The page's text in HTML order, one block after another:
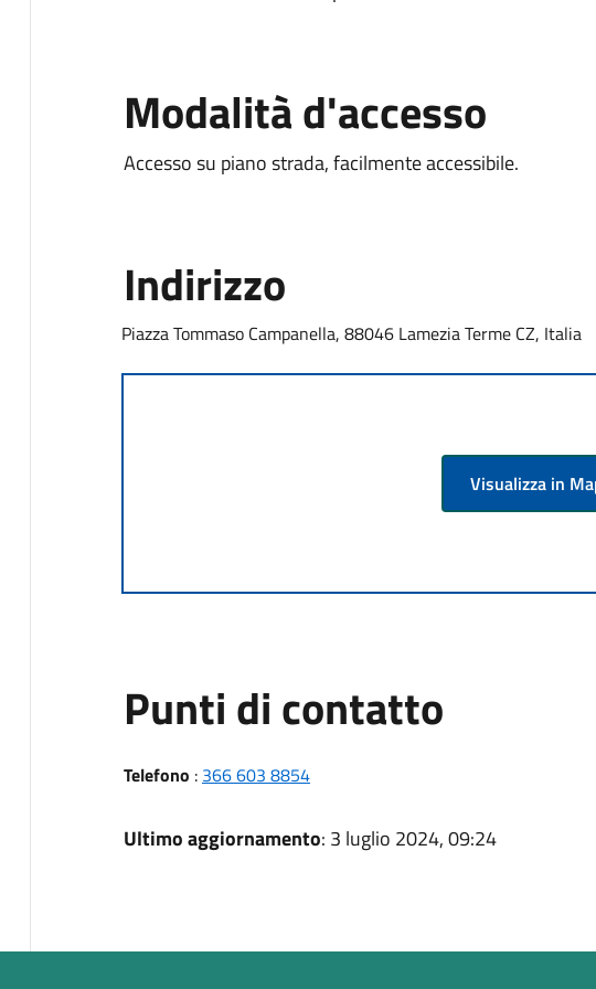
Modalità d'accesso
Accesso su piano strada, facilmente accessibile.
Indirizzo
Piazza Tommaso Campanella, 88046 Lamezia Terme CZ, Italia
Visualizza in
Punti di contatto
Telefono : 366 603 8854
Ultimo aggiornamento: 3 luglio 2024, 09:24